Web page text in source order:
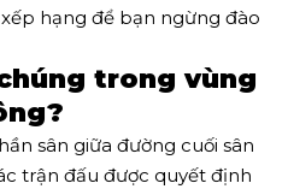
hạng để bạn ngừng đào
trong vùng
sân giữa đường cuối sân
trận đấu được quyết định